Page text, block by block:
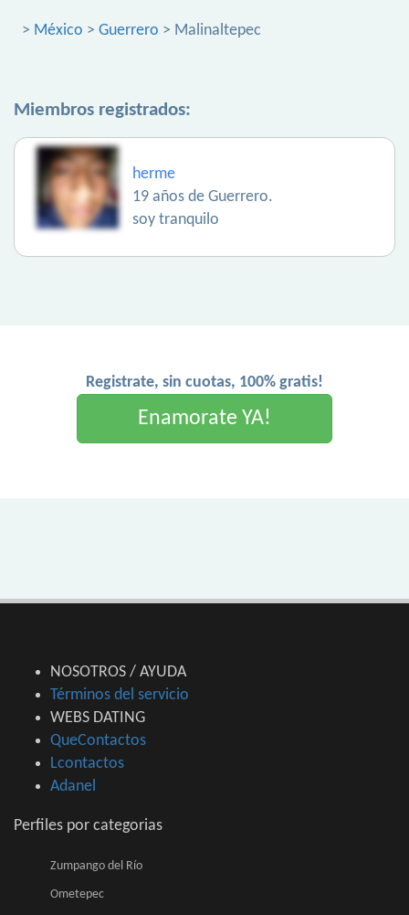
> México > Guerrero > Malinaltepec
Miembros registrados:
herme
19 años de Guerrero.
soy tranquilo
Registrate, sin cuotas, 100% gratis!
Enamorate YA!
NOSOTROS / AYUDA
Términos del servicio
WEBS DATING
QueContactos
Lcontactos
Adanel
Perfiles por categorias
Zumpango del Río
Ometepec